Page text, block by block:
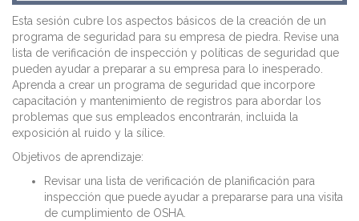
Esta sesión cubre los aspectos básicos de la creación de un
programa de seguridad para su empresa de piedra. Revise una
lista de verificación de inspección y políticas de seguridad que
pueden ayudar a preparar a su empresa para lo inesperado.
Aprenda a crear un programa de seguridad que incorpore
capacitación y mantenimiento de registros para abordar los
problemas que sus empleados encontrarán, incluida la
exposición al ruido y la sílice.
Objetivos de aprendizaje:
Revisar una lista de verificación de planificación para
inspección que puede ayudar a prepararse para una visita
de cumplimiento de OSHA.